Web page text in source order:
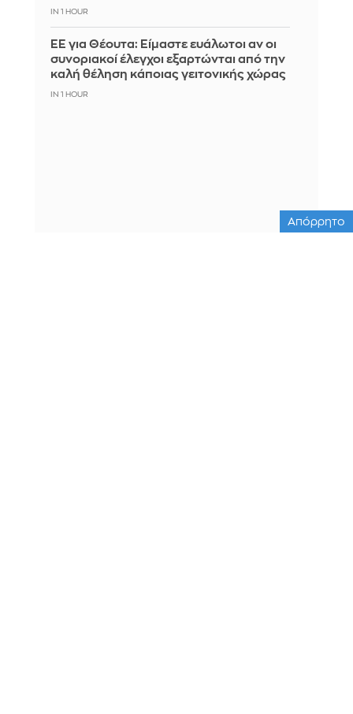
IN 1 HOUR
ΕΕ για Θέουτα: Είμαστε ευάλωτοι αν οι
συνοριακοί έλεγχοι εξαρτώνται από την
καλή θέληση κάποιας γειτονικής χώρας
IN 1 HOUR
Απόρρητο